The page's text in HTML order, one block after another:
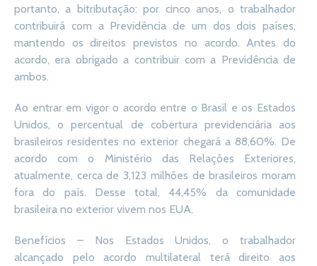
portanto, a bitributação: por cinco anos, o trabalhador
contribuirá com a Previdência de um dos dois países,
mantendo os direitos previstos no acordo. Antes do
acordo, era obrigado a contribuir com a Previdência de
ambos.
Ao entrar em vigor o acordo entre o Brasil e os Estados
Unidos, o percentual de cobertura previdenciária aos
brasileiros residentes no exterior chegará a 88,60%. De
acordo com o Ministério das Relações Exteriores,
atualmente, cerca de 3,123 milhões de brasileiros moram
fora do país. Desse total, 44,45% da comunidade
brasileira no exterior vivem nos EUA.
Benefícios – Nos Estados Unidos, o trabalhador
alcançado pelo acordo multilateral terá direito aos